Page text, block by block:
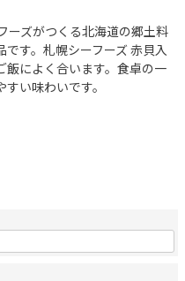
ーズがつくる北海道の郷土料
す。札幌シーフーズ 赤貝入
飯によく合います。食卓の一
い味わいです。